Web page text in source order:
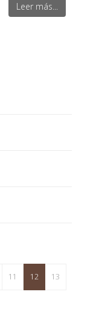
Leer más...
11 12 13